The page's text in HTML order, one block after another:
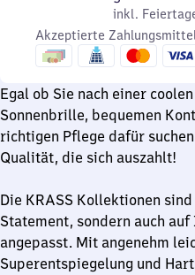
Uhr
bis
19
inkl. Feiertage
inkl.
Akzeptierte
Egal ob Sie nach einer
Sonnenbrille, bequemen
richtigen Pflege dafür
Qualität, die sich auszahlt!
Die KRASS Kollektionen
Statement, sondern auch
angepasst. Mit angenehm
Superentspiegelung und